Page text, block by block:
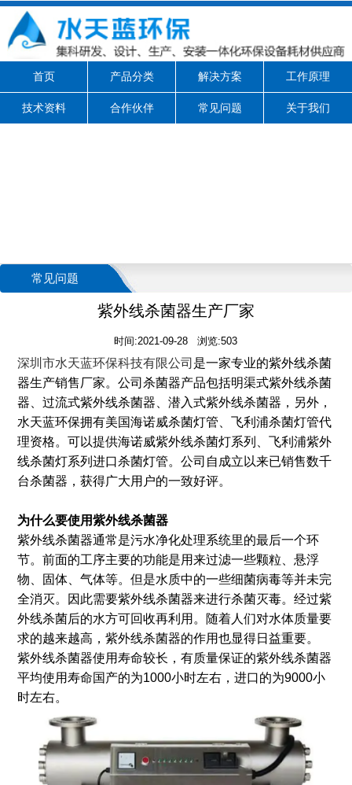
首页 产品分类 解决方案 工作原理
技术资料 合作伙伴 常见问题 关于我们
常见问题
紫外线杀菌器生产厂家
时间:2021-09-28 浏览:503
深圳市水天蓝环保科技有限公司 是一家专业的紫外线杀菌
器生产销售厂家。公司杀菌器产品包括明渠式紫外线杀菌
器、过流式紫外线杀菌器、潜入式紫外线杀菌器，另外，
水天蓝环保拥有美国海诺威杀菌灯管、飞利浦杀菌灯管代
理资格。可以提供海诺威紫外线杀菌灯系列、飞利浦紫外
线杀菌灯系列进口杀菌灯管。公司自成立以来已销售数千
台杀菌器，获得广大用户的一致好评。
为什么要使用紫外线杀菌器
紫外线杀菌器通常是污水净化处理系统里的最后一个环
节。前面的工序主要的功能是用来过滤一些颗粒、悬浮
物、固体、气体等。但是水质中的一些细菌病毒等并未完
全消灭。因此需要紫外线杀菌器来进行杀菌灭毒。经过紫
外线杀菌后的水方可回收再利用。随着人们对水体质量要
求的越来越高，紫外线杀菌器的作用也显得日益重要。
紫外线杀菌器使用寿命较长，有质量保证的紫外线杀菌器
平均使用寿命国产的为1000小时左右，进口的为9000小
时左右。